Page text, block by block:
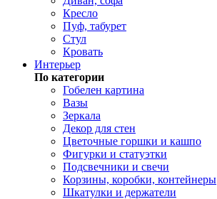
Кресло
Пуф, табурет
Стул
Кровать
Интерьер
По категории
Гобелен картина
Вазы
Зеркала
Декор для стен
Цветочные горшки и кашпо
Фигурки и статуэтки
Подсвечники и свечи
Корзины, коробки, контейнеры
Шкатулки и держатели